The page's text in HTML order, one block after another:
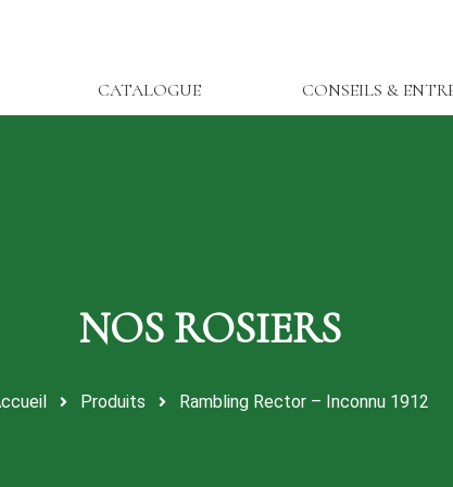
CATALOGUE CONSEILS &
Produits Rambling Rector – Inconnu 1912